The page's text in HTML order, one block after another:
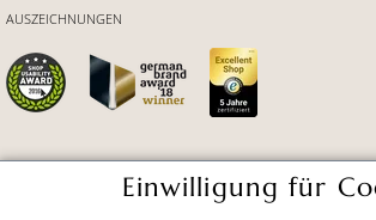
AUSZEICHNUNGEN
Einwilligung für